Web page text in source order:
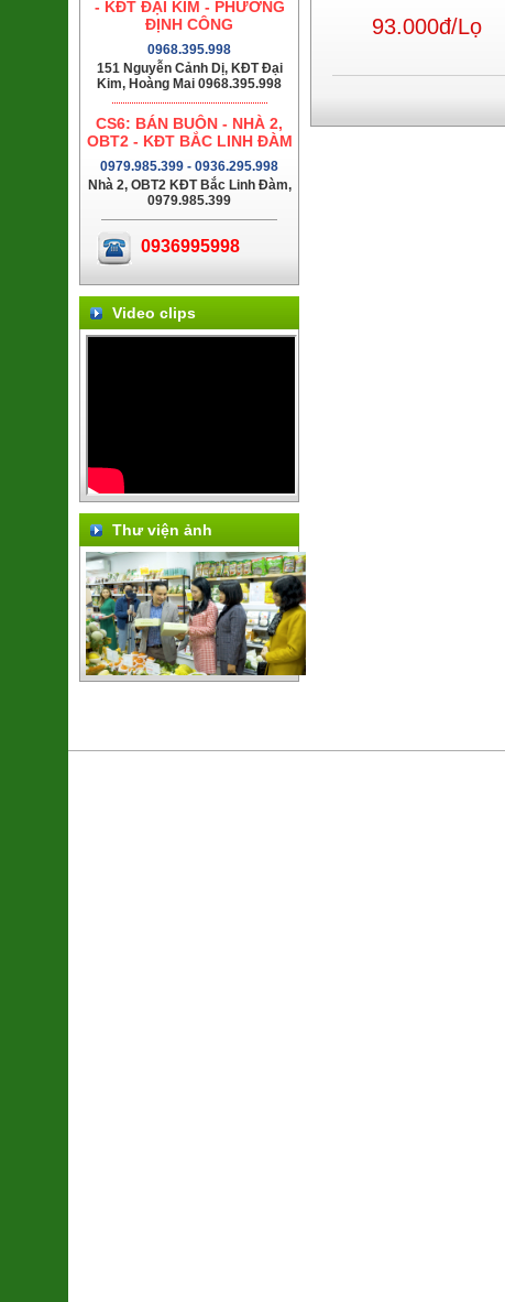
- KĐT ĐẠI KIM - PHƯỜNG
ĐỊNH CÔNG
0968.395.998
151 Nguyễn Cảnh Dị, KĐT Đại
Kim, Hoàng Mai 0968.395.998
CS6: BÁN BUÔN - NHÀ 2,
OBT2 - KĐT BẮC LINH ĐÀM
0979.985.399 - 0936.295.998
Nhà 2, OBT2 KĐT Bắc Linh Đàm,
0979.985.399
0936995998
Video clips
Thư viện ảnh
93.000đ/Lọ